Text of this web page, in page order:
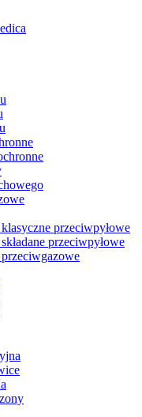
klasyczne przeciwpyłowe
przeciwpyłowe
przeciwgazowe